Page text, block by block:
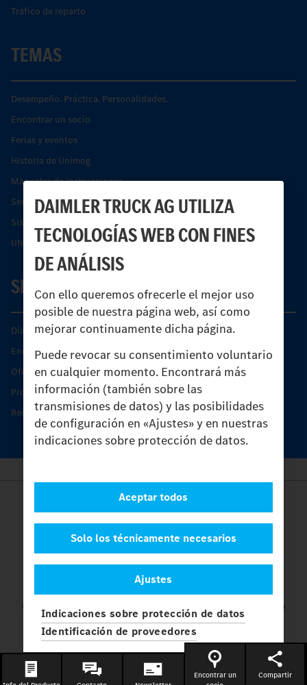
DAIMLER TRUCK AG UTILIZA
TECNOLOGÍAS WEB CON FINES
DE ANÁLISIS
Con ello queremos ofrecerle el mejor uso
posible de nuestra página web, así como
mejorar continuamente dicha página.
Puede revocar su consentimiento voluntario
en cualquier momento. Encontrará más
información (también sobre las
transmisiones de datos) y las posibilidades
de configuración en «Ajustes» y en nuestras
indicaciones sobre protección de datos.
Ajustes
Solo los técnicamente necesarios
Aceptar todos
Indicaciones sobre protección de datos
Identificación de proveedores
Tráfico de reparto
TEMAS
Desempeño. Práctica. Personalidades.
Encontrar un socio
Ferias y eventos
Historia de Unimog
Manuales de instrucciones
Servicios financieros
Sistemas de asistencia de seguridad Econic
UNI-TOUCH®
SERVICIO
Días de Servicio del Unimog
Encontrar un socio
Oferta de servicio del Unimog
Productos de piezas y servicio
Recambios originales
Provider
Legal Notice
Contacto
Cookies
Protección de datos
Ajustes
© 2026 Daimler Truck AG. Reservados todos los derechos.
y
Mercedes-Benz son marcas deMercedes-Benz Group AG.
Encontrar un
Compartir